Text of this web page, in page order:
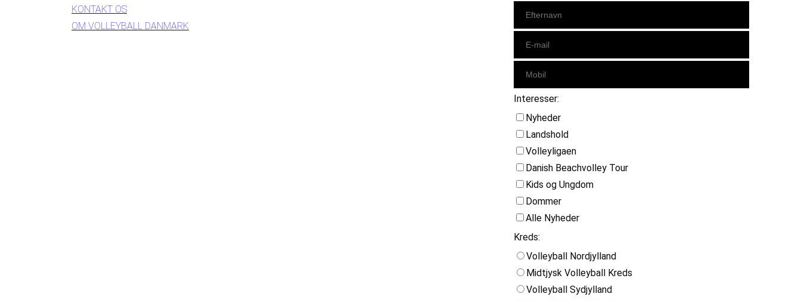
KONTAKT OS
OM VOLLEYBALL DANMARK
Interesser:
Nyheder
Landshold
Volleyligaen
Danish Beachvolley Tour
Kids og Ungdom
Dommer
Alle Nyheder
Kreds:
Volleyball Nordjylland
Midtjysk Volleyball Kreds
Volleyball Sydjylland